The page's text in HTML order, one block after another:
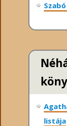
listája